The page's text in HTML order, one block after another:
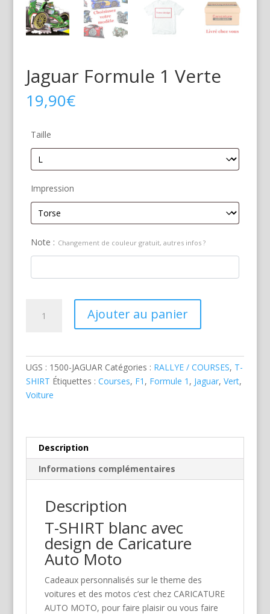
Jaguar Formule 1 Verte
19,90€
Taille
Impression
Note : Changement de couleur gratuit, autres infos ?
Ajouter au panier
UGS : 1500-JAGUAR Catégories : RALLYE / COURSES, T-
SHIRT Étiquettes : Courses, F1 , Formule 1 , Jaguar, Vert,
Voiture
Description
Informations complémentaires
Description
T-SHIRT blanc avec
design de Caricature
Auto Moto
Cadeaux personnalisés sur le theme des
voitures et des motos c’est chez CARICATURE
AUTO MOTO, pour faire plaisir ou vous faire